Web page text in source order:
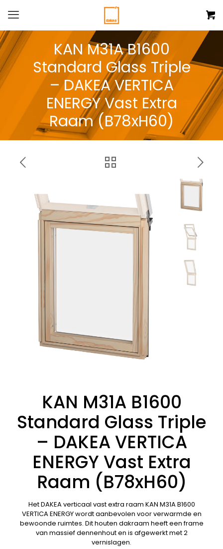
KAN M31A B1600
Standard Glass Triple
– DAKEA VERTICA
ENERGY Vast Extra
Raam (B78xH60)
KAN M31A B1600
Standard Glass Triple
– DAKEA VERTICA
ENERGY Vast Extra
Raam (B78xH60)
Het DAKEA verticaal vast extra raam KAN M31A B1600
VERTICA ENERGY wordt aanbevolen voor verwarmde en
bewoonde ruimtes. Dit houten dakraam heeft een frame
van massief dennenhout en is afgewerkt met 2
vernislagen.